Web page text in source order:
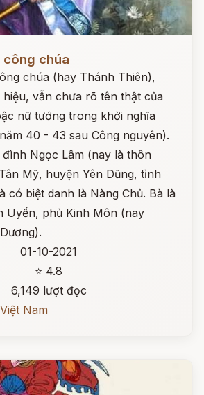
công chúa
chúa (hay Thánh Thiên),
vẫn chưa rõ tên thật của
nữ tướng trong khởi nghĩa
40 - 43 sau Công nguyên).
Ngọc Lâm (nay là thôn
Mỹ, huyện Yên Dũng, tỉnh
có biệt danh là Nàng Chủ. Bà là
Uyển, phủ Kinh Môn (nay
01-10-2021
⭐ 4.8
6,149 lượt đọc
Nam